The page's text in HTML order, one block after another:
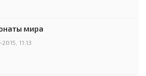
мира
11:13